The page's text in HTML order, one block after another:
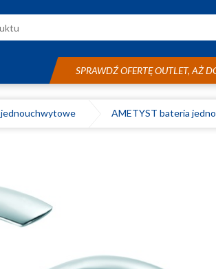
SPRAWDŹ OFERTĘ OUTLET, AŻ
jednouchwytowe AMETYST bateria